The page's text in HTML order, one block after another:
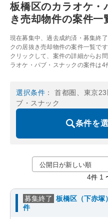
板橋区のカラオケ・
き売却物件の案件一
現在募集中、過去成約済・募集終
クの居抜き売却物件の案件一覧で
クリックして、案件の詳細からお
ラオケ・パブ・スナックの案件は4
選択条件 ： 首都圏、東京
ブ・スナック
条件を
4件 1
募集終了 板橋区（下赤塚
件